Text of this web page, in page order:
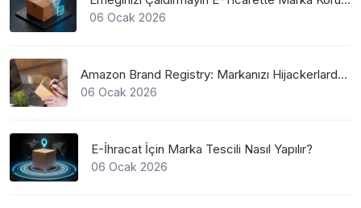
06 Ocak 2026
Amazon Brand Registry: Markanızı Hijackerlardan Koruyun
06 Ocak 2026
E-İhracat İçin Marka Tescili Nasıl Yapılır?
06 Ocak 2026